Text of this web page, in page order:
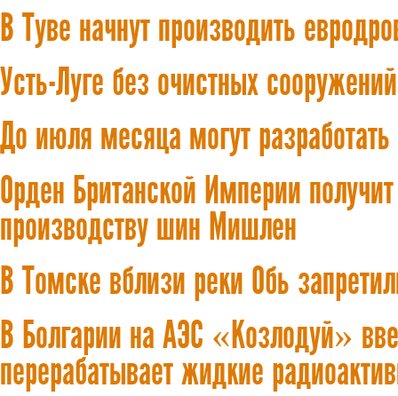
В Туве начнут производить
Усть-Луге без очистных
До июля месяца могут
Орден Британской Империи
производству шин Мишлен
В Томске вблизи реки Обь
В Болгарии на АЭС «Козлодуй»
перерабатывает жидкие